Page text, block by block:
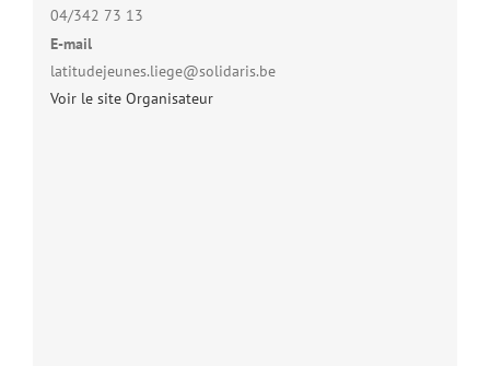
04/342 73 13
E-mail
latitudejeunes.liege@solidaris.be
Voir le site Organisateur